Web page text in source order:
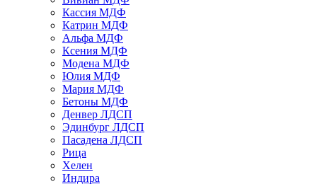
Кассия МДФ
Катрин МДФ
Альфа МДФ
Ксения МДФ
Модена МДФ
Юлия МДФ
Мария МДФ
Бетоны МДФ
Денвер ЛДСП
Эдинбург ЛДСП
Пасадена ЛДСП
Рица
Хелен
Индира